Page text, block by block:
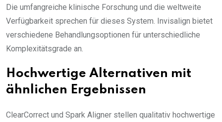
Die umfangreiche klinische Forschung und die weltweite
Verfügbarkeit sprechen für dieses System. Invisalign bietet
verschiedene Behandlungsoptionen für unterschiedliche
Komplexitätsgrade an.
Hochwertige Alternativen mit
ähnlichen Ergebnissen
ClearCorrect und Spark Aligner stellen qualitativ hochwertige